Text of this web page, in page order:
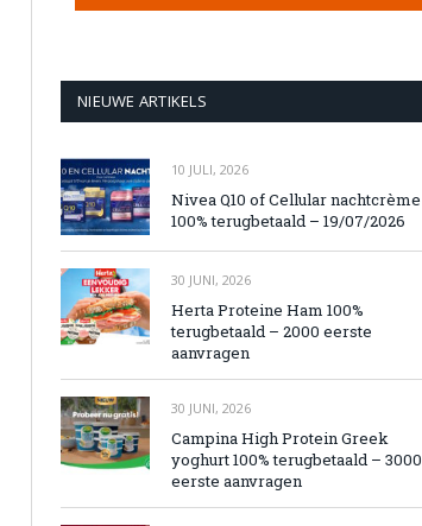
NIEUWE ARTIKELS
10 JULI, 2026
Nivea Q10 of Cellular nachtcrème
100% terugbetaald – 19/07/2026
30 JUNI, 2026
Herta Proteine Ham 100%
terugbetaald – 2000 eerste
aanvragen
30 JUNI, 2026
Campina High Protein Greek
yoghurt 100% terugbetaald – 3000
eerste aanvragen